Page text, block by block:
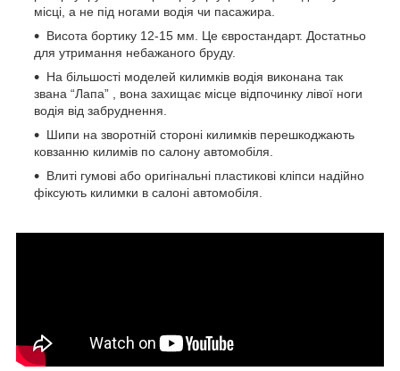
місці, а не під ногами водія чи пасажира.
Висота бортику 12-15 мм. Це євростандарт. Достатньо
для утримання небажаного бруду.
На більшості моделей килимків водія виконана так
звана “Лапа” , вона захищає місце відпочинку лівої ноги
водія від забруднення.
Шипи на зворотній стороні килимків перешкоджають
ковзанню килимів по салону автомобіля.
Влиті гумові або оригінальні пластикові кліпси надійно
фіксують килимки в салоні автомобіля.